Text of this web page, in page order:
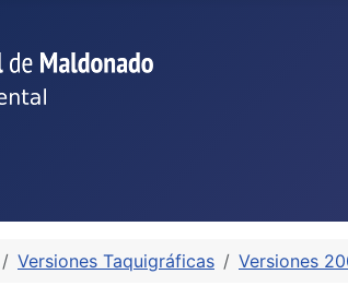
Versiones Taquigráficas Versiones